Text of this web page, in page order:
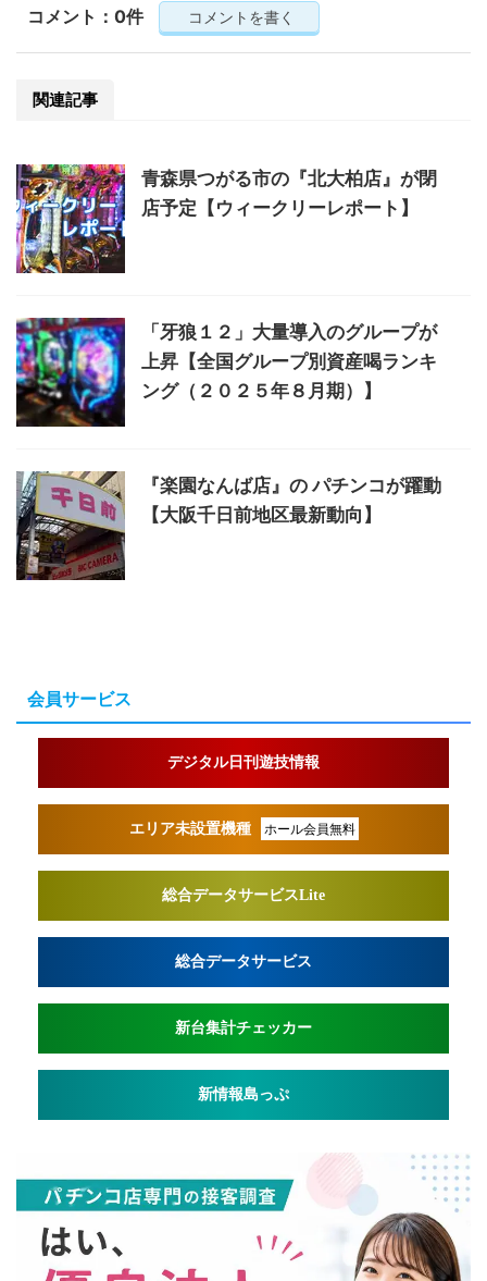
コメント：0件 コメントを書く
関連記事
青森県つがる市の『北大柏店』が閉
店予定【ウィークリーレポート】
「牙狼１２」大量導入のグループが
上昇【全国グループ別資産喝ランキ
ング（２０２５年８月期）】
『楽園なんば店』の パチンコが躍動
【大阪千日前地区最新動向】
会員サービス
デジタル日刊遊技情報
エリア未設置機種 ホール会員無料
総合データサービスLite
総合データサービス
新台集計チェッカー
新情報島っぷ